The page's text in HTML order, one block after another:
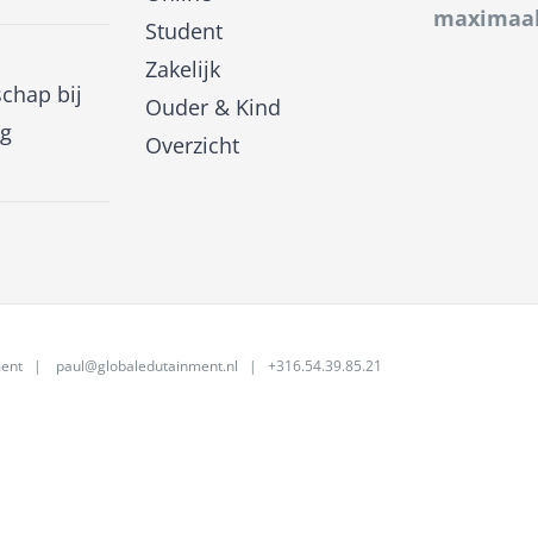
bij
Student
Zakelijk
Ouder & Kind
Overzicht
| paul@globaledutainment.nl | +316.54.39.85.21